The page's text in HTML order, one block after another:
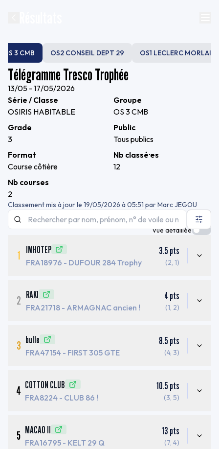
OS 3 CMB OS2 CONSEIL DEPT 29 OS1 LECLERC MORLAIX
Télégramme Tresco Trophée
13/05 - 17/05/2026
Série / Classe
OSIRIS HABITABLE
Groupe
OS 3 CMB
Grade
3
Public
Tous publics
Format
Course côtière
Nb classé·es
12
Nb courses
2
Classement mis à jour le 19/05/2026 à 05:51 parMarc JEGOU
Vue détaillée
1 IMHOTEP
FRA18976 - DUFOUR 284 Trophy
3.5 pts
(2, 1)
2 RAKI
FRA21718 - ARMAGNAC ancien !
4 pts
(1, 2)
3 bulle
FRA47154 - FIRST 305 GTE
8.5 pts
(4, 3)
4 COTTON CLUB
FRA8224 - CLUB 86 !
10.5 pts
(3, 5)
5 MACAO II
FRA16795 - KELT 29 Q
13 pts
(7, 4)